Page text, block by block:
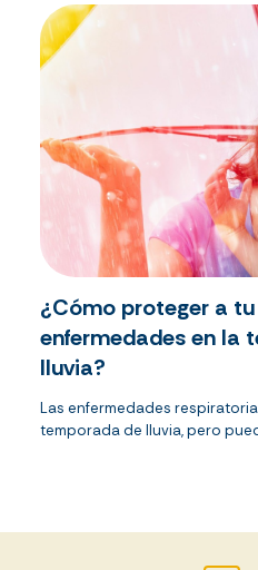
¿Cómo proteger a
enfermedades en la
lluvia?
Las enfermedades
temporada de lluvia, pero